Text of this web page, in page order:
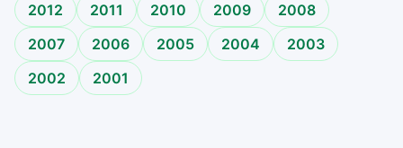
2012
2011 2010 2009
2008
2007
2006 2005 2004
2003
2002
2001